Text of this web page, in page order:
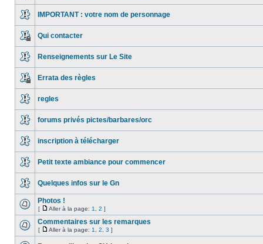
IMPORTANT : votre nom de personnage
Qui contacter
Renseignements sur Le Site
Errata des règles
regles
forums privés pictes/barbares/orc
inscription à télécharger
Petit texte ambiance pour commencer
Quelques infos sur le Gn
Photos !
[ Aller à la page: 1 2 ]
Commentaires sur les remarques
[ Aller à la page: 1 2 3 ]